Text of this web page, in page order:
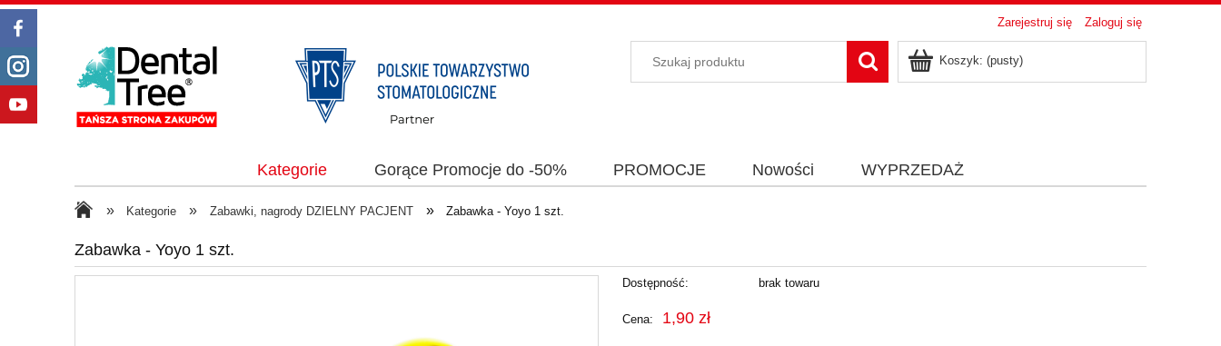
Zarejestruj się Zaloguj się
Koszyk: (pusty)
Kategorie Gorące Promocje do -50% PROMOCJE Nowości WYPRZEDAŻ
» Kategorie » Zabawki, nagrody DZIELNY PACJENT » Zabawka - Yoyo 1 szt.
Zabawka - Yoyo 1 szt.
Dostępność: brak towaru
Cena: 1,90 zł